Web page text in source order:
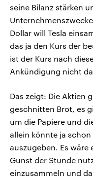
seine Bilanz stärken
Dollar will Tesla
das ja den Kurs der
ist der Kurs nach
Ankündigung nicht
Das zeigt: Die Aktien
geschnitten Brot, es
um die Papiere und
allein könnte ja
auszugeben. Es wäre
Gunst der Stunde
einzusammeln und